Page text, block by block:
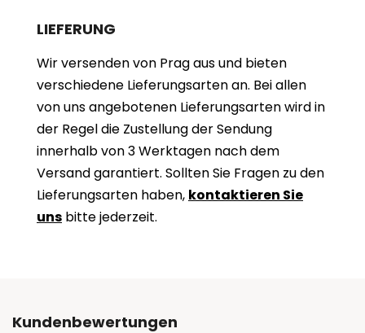
LIEFERUNG
Wir versenden von Prag aus und bieten
verschiedene Lieferungsarten an. Bei allen
von uns angebotenen Lieferungsarten wird in
der Regel die Zustellung der Sendung
innerhalb von 3 Werktagen nach dem
Versand garantiert. Sollten Sie Fragen zu den
Lieferungsarten haben, kontaktieren Sie
uns bitte jederzeit.
Kundenbewertungen